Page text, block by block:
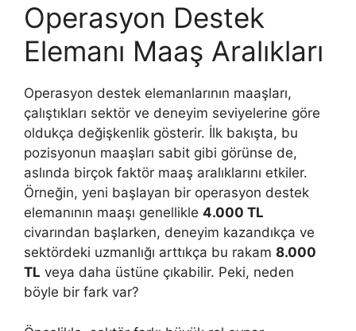
Operasyon Destek
Elemanı Maaş Aralıkları
Operasyon destek elemanlarının maaşları,
çalıştıkları sektör ve deneyim seviyelerine göre
oldukça değişkenlik gösterir. İlk bakışta, bu
pozisyonun maaşları sabit gibi görünse de,
aslında birçok faktör maaş aralıklarını etkiler.
Örneğin, yeni başlayan bir operasyon destek
elemanının maaşı genellikle 4.000 TL
civarından başlarken, deneyim kazandıkça ve
sektördeki uzmanlığı arttıkça bu rakam 8.000
TL veya daha üstüne çıkabilir. Peki, neden
böyle bir fark var?